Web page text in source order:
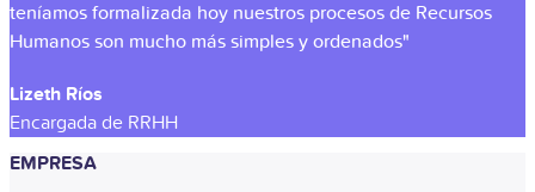
teníamos formalizada hoy nuestros procesos de Recursos
Humanos son mucho más simples y ordenados"
Lizeth Ríos
Encargada de RRHH
EMPRESA